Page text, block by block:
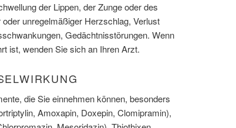
der Lippen, der Zunge oder des
unregelmäßiger Herzschlag, Verlust
Gedächtnisstörungen. Wenn
ist, wenden Sie sich an Ihren Arzt.
die Sie einnehmen können, besonders
Amoxapin, Doxepin, Clomipramin),